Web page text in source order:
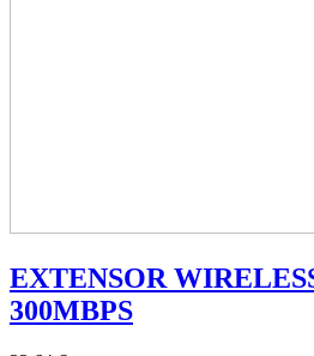
EXTENSOR
300MBPS